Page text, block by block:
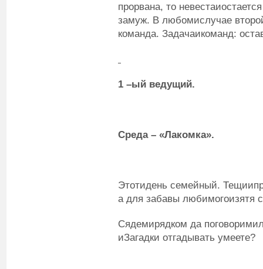
прорвана, то
замуж. В любомислучае
команда. Задачаикоманд:
1 –ый ведущий.
Среда – «Лакомка».
Этотидень семейный.
а для забавы любимогоизятя
Сядемирядком да
иЗагадки отгадывать умеете?